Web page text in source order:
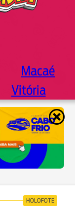
Macaé
Vitória
HOLOFOTE